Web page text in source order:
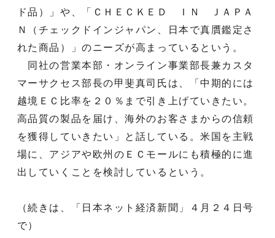
ド品）」や、「ＣＨＥＣＫＥＤ ＩＮ ＪＡＰＡ
Ｎ（チェックドインジャパン、日本で真贋鑑定さ
れた商品）」のニーズが高まっているという。
同社の営業本部・オンライン事業部長兼カスタ
マーサクセス部長の甲斐真司氏は、「中期的には
越境ＥＣ比率を２０％まで引き上げていきたい。
高品質の製品を届け、海外のお客さまからの信頼
を獲得していきたい」と話している。米国を主戦
場に、アジアや欧州のＥＣモールにも積極的に進
出していくことを検討しているという。
（続きは、「日本ネット経済新聞」４月２４日号
で）